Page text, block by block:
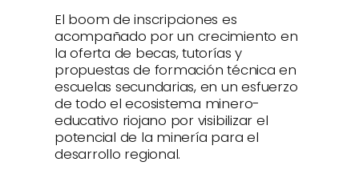
El boom de inscripciones es
acompañado por un crecimiento en
la oferta de becas, tutorías y
propuestas de formación técnica en
escuelas secundarias, en un esfuerzo
de todo el ecosistema minero-
educativo riojano por visibilizar el
potencial de la minería para el
desarrollo regional.